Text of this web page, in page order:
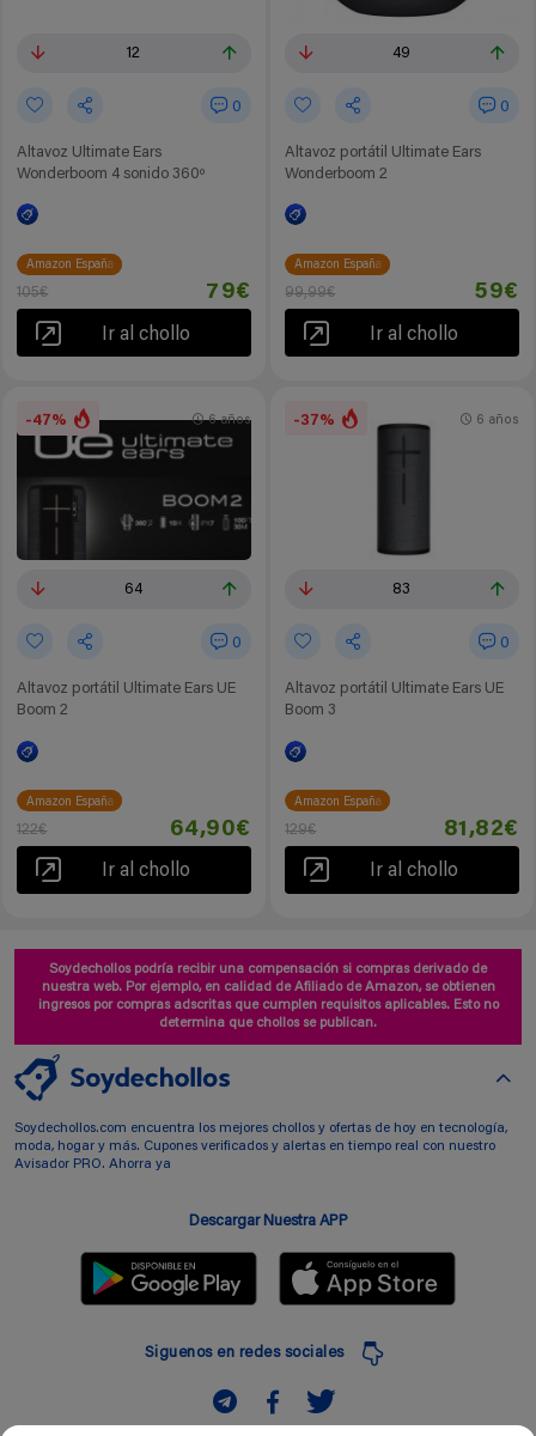
12
0
Altavoz Ultimate Ears
Wonderboom 4 sonido 360º
Amazon España
105€ 79€
Ir al chollo
49
0
Altavoz portátil Ultimate Ears
Wonderboom 2
Amazon España
99,99€ 59€
Ir al chollo
-47%
64
0
Altavoz portátil Ultimate Ears UE
Boom 2
6 años
Amazon España
122€ 64,90€
Ir al chollo
-37%
83
0
Altavoz portátil Ultimate Ears UE
Boom 3
6 años
Amazon España
129€ 81,82€
Ir al chollo
Soydechollos podría recibir una compensación si compras derivado de
nuestra web. Por ejemplo, en calidad de Afiliado de Amazon, se obtienen
ingresos por compras adscritas que cumplen requisitos aplicables. Esto no
determina que chollos se publican.
Soydechollos.com encuentra los mejores chollos y ofertas de hoy en tecnología,
moda, hogar y más. Cupones verificados y alertas en tiempo real con nuestro
Avisador PRO. Ahorra ya
Descargar Nuestra APP
Siguenos en redes sociales